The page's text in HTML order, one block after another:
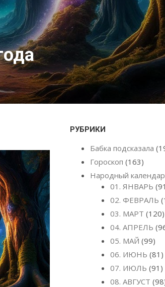
РУБРИКИ
Бабка подсказала
Гороскоп (163)
Народный
01. ЯНВАРЬ
02. ФЕВРАЛЬ
03. МАРТ (120)
04. АПРЕЛЬ
05. МАЙ (99)
06. ИЮНЬ (81)
07. ИЮЛЬ (91)
08. АВГУСТ